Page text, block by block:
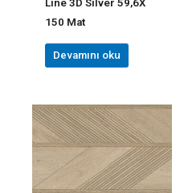
Line 3D Silver 59,6X
150 Mat
Devamını oku